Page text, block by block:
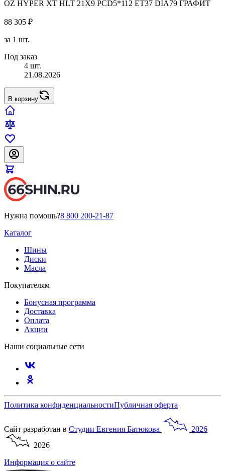
OZ HYPER XT HLT 21X9 PCD5*112 ET37 DIA79 ГРАФИТ
88 305 ₽
за 1 шт.
Под заказ
4 шт.
21.08.2026
В корзину
Нужна помощь?8 800 200-21-87
Каталог
Шины
Диски
Масла
Покупателям
Бонусная программа
Доставка
Оплата
Акции
Наши социальные сети
Политика конфиденциальностиПубличная оферта
Сайт разработан в Студии Евгения Батюкова
2026
2026
Информация о сайте